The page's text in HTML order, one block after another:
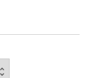
化を伝える
寿を願って